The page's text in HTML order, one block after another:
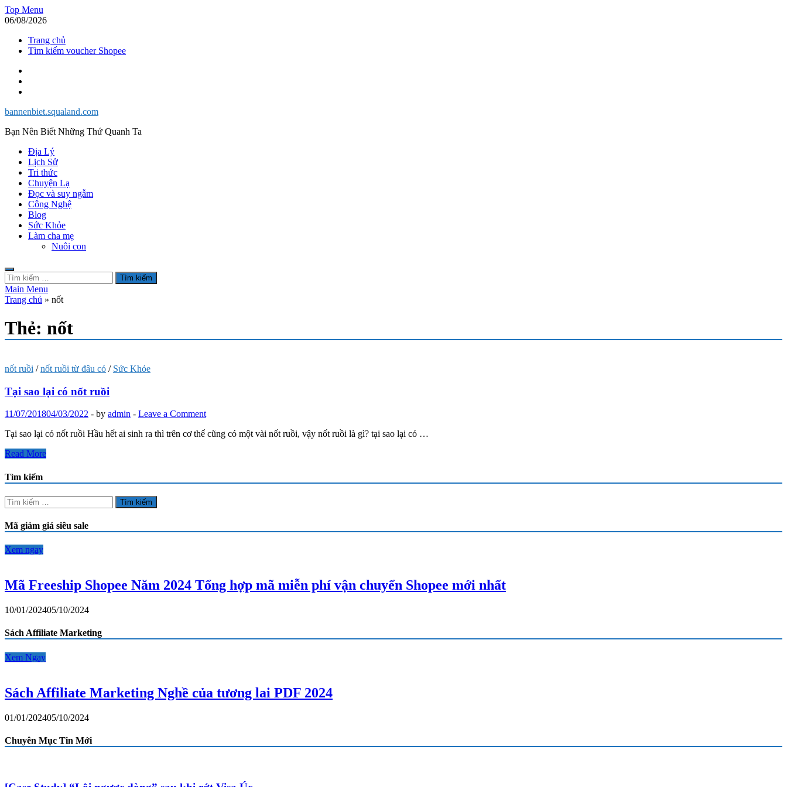
Skip
to
Top Menu
06/08/2026
Trang chủ
Tìm kiếm voucher Shopee
bannenbiet.squaland.com
Bạn Nên Biết Những Thứ Quanh Ta
Địa Lý
Lịch Sử
Tri thức
Chuyện Lạ
Đọc và suy ngẫm
Công Nghệ
Blog
Sức Khỏe
Làm cha mẹ
Nuôi con
Tìm
kiếm
cho:
Main Menu
Trang chủ » nốt
Thẻ: nốt
nốt ruồi /nốt ruồi từ đâu có / Sức Khỏe
Tại sao lại có nốt ruồi
11/07/201804/03/2022 - by admin - Leave a Comment
Tại sao lại có nốt ruồi Hầu hết ai sinh ra thì trên cơ thể cũng có một vài nốt ruồi, vậy nốt ruồi là gì? tại sao lại có …
Tại
lại
có
nốt
ruồi
Read More
Tìm kiếm
Tìm
kiếm
cho:
Mã giảm giá siêu sale
Xem ngay
Mã Freeship Shopee Năm 2024 Tổng hợp mã miễn phí vận chuyển Shopee mới nhất
10/01/202405/10/2024
Sách Affiliate Marketing
Xem Ngay
Sách Affiliate Marketing Nghề của tương lai PDF 2024
01/01/202405/10/2024
Chuyên Mục Tin Mới